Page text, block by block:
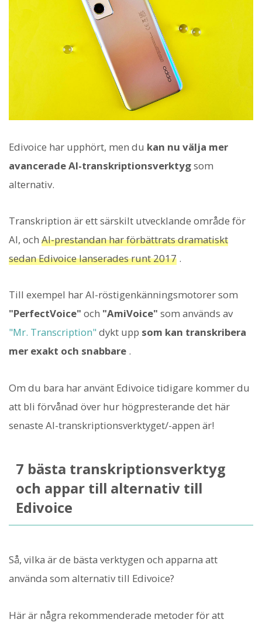
Edivoice har upphört, men du kan nu välja mer
avancerade AI-transkriptionsverktygsom
alternativ.
Transkription är ett särskilt utvecklande område för
AI, och AI-prestandan har förbättrats dramatiskt
sedan Edivoice lanserades runt 2017 .
Till exempel har AI-röstigenkänningsmotorer som
"PerfectVoice" och "AmiVoice" som används av
"Mr. Transcription" dykt upp som kan transkribera
mer exakt och snabbare .
Om du bara har använt Edivoice tidigare kommer du
att bli förvånad över hur högpresterande det här
senaste AI-transkriptionsverktyget/-appen är!
7 bästa transkriptionsverktyg
och appar till alternativ till
Edivoice
Så, vilka är de bästa verktygen och apparna att
använda som alternativ till Edivoice?
Här är några rekommenderade metoder för att